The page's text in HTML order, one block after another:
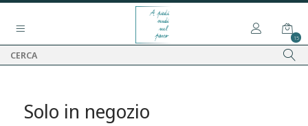
15
Solo in negozio